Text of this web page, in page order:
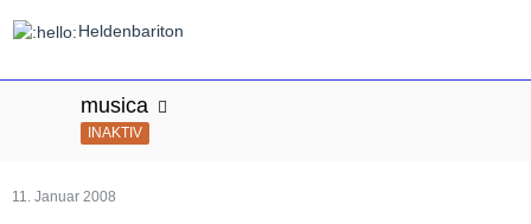
Heldenbariton
musica
INAKTIV
11. Januar 2008